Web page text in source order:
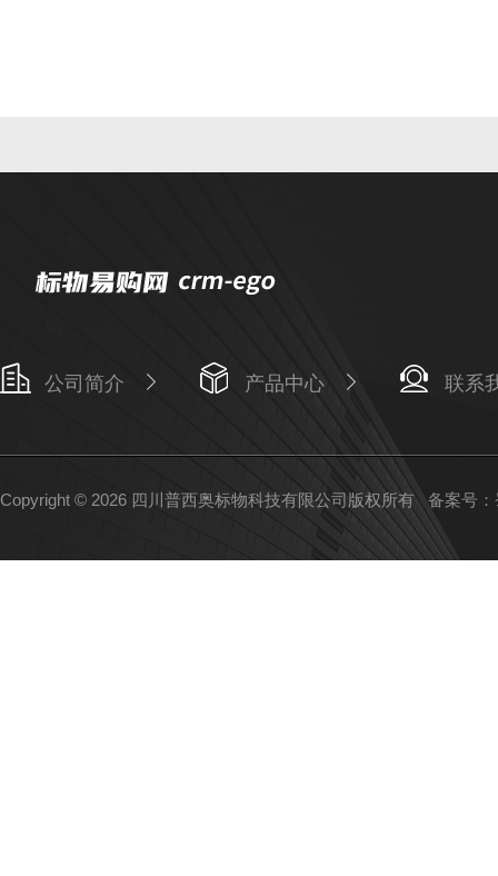
公司简介 产品中心 联系
Copyright © 2026 四川普西奥标物科技有限公司版权所有 备案号：